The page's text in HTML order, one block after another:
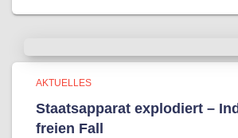
AKTUELLES
Staatsapparat explodiert –
freien Fall